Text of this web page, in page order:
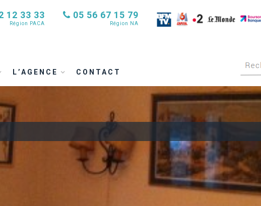
12 33 33
Région PACA
05 56 67 15 79
Région NA
L’AGENCE CONTACT